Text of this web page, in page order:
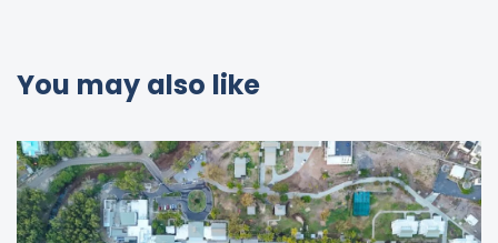
You may also like